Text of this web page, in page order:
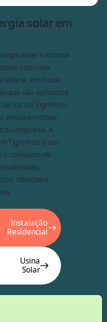
solar em
solar funciona
com uma
solar e, em troca,
que são aplicados
luz de Tigrinhos.
precisa instalar
ou empresa. A
Tigrinhos é um
o consumo de
fábricas e
Instalação
Residencial
Usina
Solar